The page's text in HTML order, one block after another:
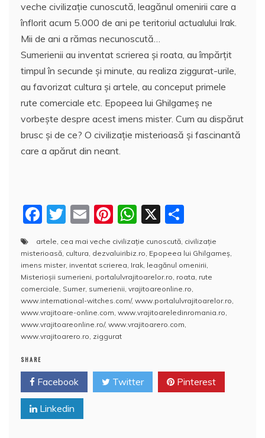
veche civilizaţie cunoscută, leagănul omenirii care a
înflorit acum 5.000 de ani pe teritoriul actualului Irak.
Mii de ani a rămas necunoscută…
Sumerienii au inventat scrierea şi roata, au împărţit
timpul în secunde şi minute, au realiza ziggurat-urile,
au favorizat cultura şi artele, au conceput primele
rute comerciale etc. Epopeea lui Ghilgameş ne
vorbeşte despre acest imens mister. Cum au dispărut
brusc şi de ce? O civilizaţie misterioasă şi fascinantă
care a apărut din neant.
F
a
c
e
b
o
o
k
T
itt
er
E
m
ai
l
Pi
nt
er
e
st
W
h
at
s
A
p
p
X
a
rt
aj
e
a
z
artele cea mai veche civilizaţie cunoscută civilizaţie
misterioasă cultura dezvaluiribiz.ro Epopeea lui Ghilgameş
imens mister, inventat scrierea Irak leagănul omenirii
Misterioşii sumerieni portalulvrajitoarelor.ro roata rute
comerciale Sumer, sumerienii vrajitoareonline.ro
www.international-witches.com/, www.portalulvrajitoarelor.ro
www.vrajitoare-online.com www.vrajitoareledinromania.ro
www.vrajitoareonline.ro/, www.vrajitoarero.com
www.vrajitoarero.ro ziggurat
SHARE
Facebook Twitter Pinterest
Linkedin